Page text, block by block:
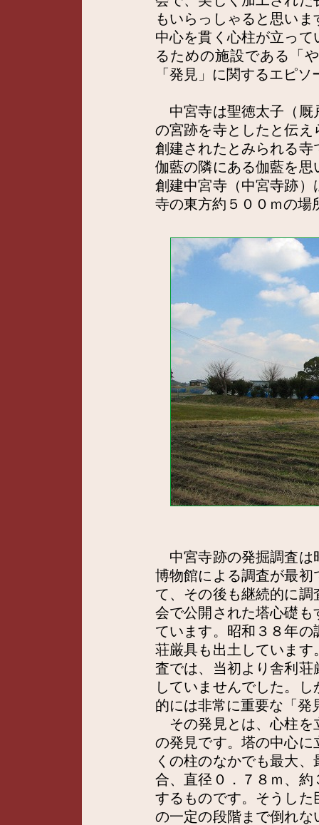
もいらっしゃると思い
中心を貫く心柱が立っ
るための施設である「
「発見」に関するエピ
中宮寺は聖徳太子（厩
の宮跡を寺としたと伝
創建されたとみられる
伽藍の隣にある伽藍を
創建中宮寺（中宮寺跡
寺の東方約５００ｍの場
中宮寺跡の発掘調査は
博物館による調査が最
て、その後も継続的に
会で公開された塔心礎
ています。昭和３８年
荘厳具も出土していま
査では、当初より舎利
していませんでした。
的には非常に重要な「発
その発見とは、心柱を
の発見です。塔の中心
くの柱のなかでも最大
合、直径０．７８ｍ、
するものです。そうし
の一定の段階まで倒れ